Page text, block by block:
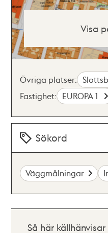
Visa
Övriga platser:
Fastighet: EUROPA 1
Sökord
Väggmålningar
Så här